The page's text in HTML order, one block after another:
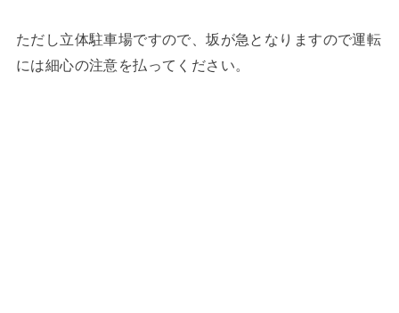
ただし立体駐車場ですので、坂が急となりますので運転
には細心の注意を払ってください。